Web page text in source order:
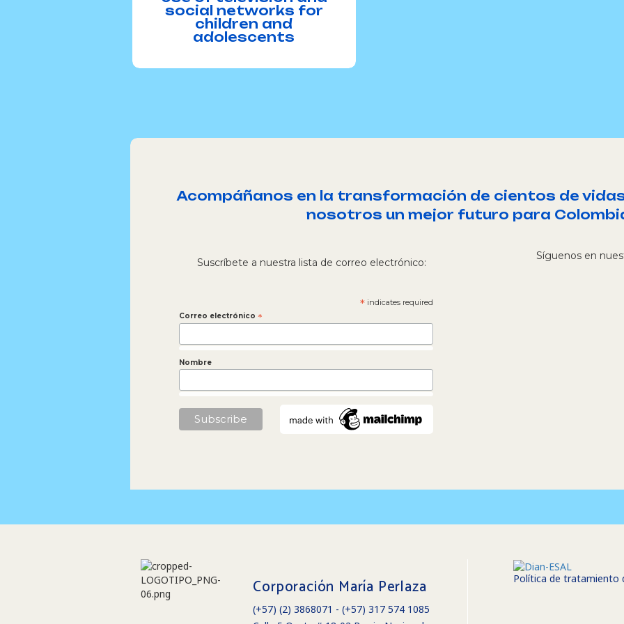
social networks for
children and
adolescents
Acompáñanos en la transformación de cientos de
nosotros un mejor futuro para
Suscríbete a nuestra lista de correo electrónico:
*indicates required
Correo electrónico *
Nombre
Síguenos en
Corporación María Perlaza
(+57) (2) 3868071 - (+57) 317 574 1085
Política de tratamiento